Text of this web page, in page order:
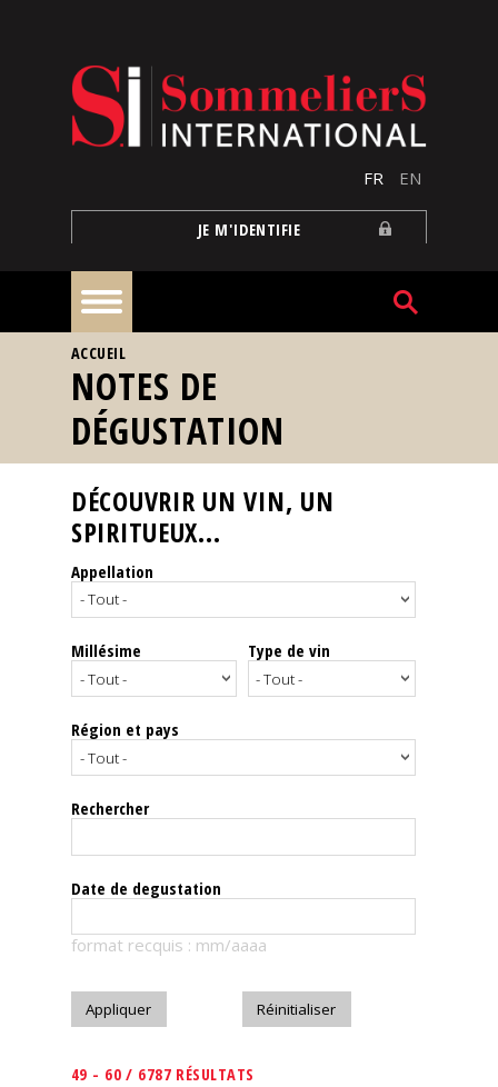
FR EN
JE M'IDENTIFIE
À
la
une
Reportages
Nos
Spiritueux
Notes
dégustation
Le
magazine
Télécharger
VOUS ÊTES ICI
ACCUEIL
NOTES DE
DÉGUSTATION
DÉCOUVRIR UN VIN, UN
SPIRITUEUX...
Appellation
Millésime Type de vin
Région et pays
Rechercher
Date de degustation
format recquis : mm/aaaa
49 - 60 / 6787 RÉSULTATS